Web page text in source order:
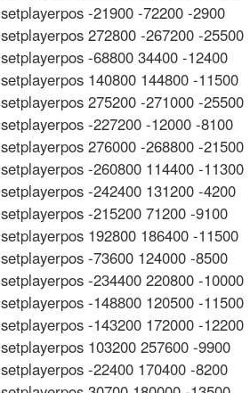
setplayerpos -21900 -72200 -2900
setplayerpos 272800 -267200 -25500
setplayerpos -68800 34400 -12400
setplayerpos 140800 144800 -11500
setplayerpos 275200 -271000 -25500
setplayerpos -227200 -12000 -8100
setplayerpos 276000 -268800 -21500
setplayerpos -260800 114400 -11300
setplayerpos -242400 131200 -4200
setplayerpos -215200 71200 -9100
setplayerpos 192800 186400 -11500
setplayerpos -73600 124000 -8500
setplayerpos -234400 220800 -10000
setplayerpos -148800 120500 -11500
setplayerpos -143200 172000 -12200
setplayerpos 103200 257600 -9900
setplayerpos -22400 170400 -8200